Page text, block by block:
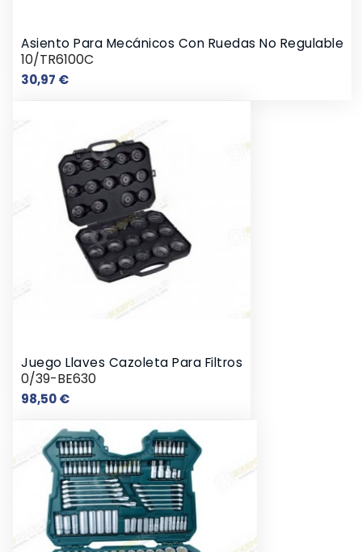
Asiento Para Mecánicos Con Ruedas No Regulable
10/TR6100C
30,97 €Precio
Juego Llaves Cazoleta Para Filtros
0/39-BE630
98,50 €Precio